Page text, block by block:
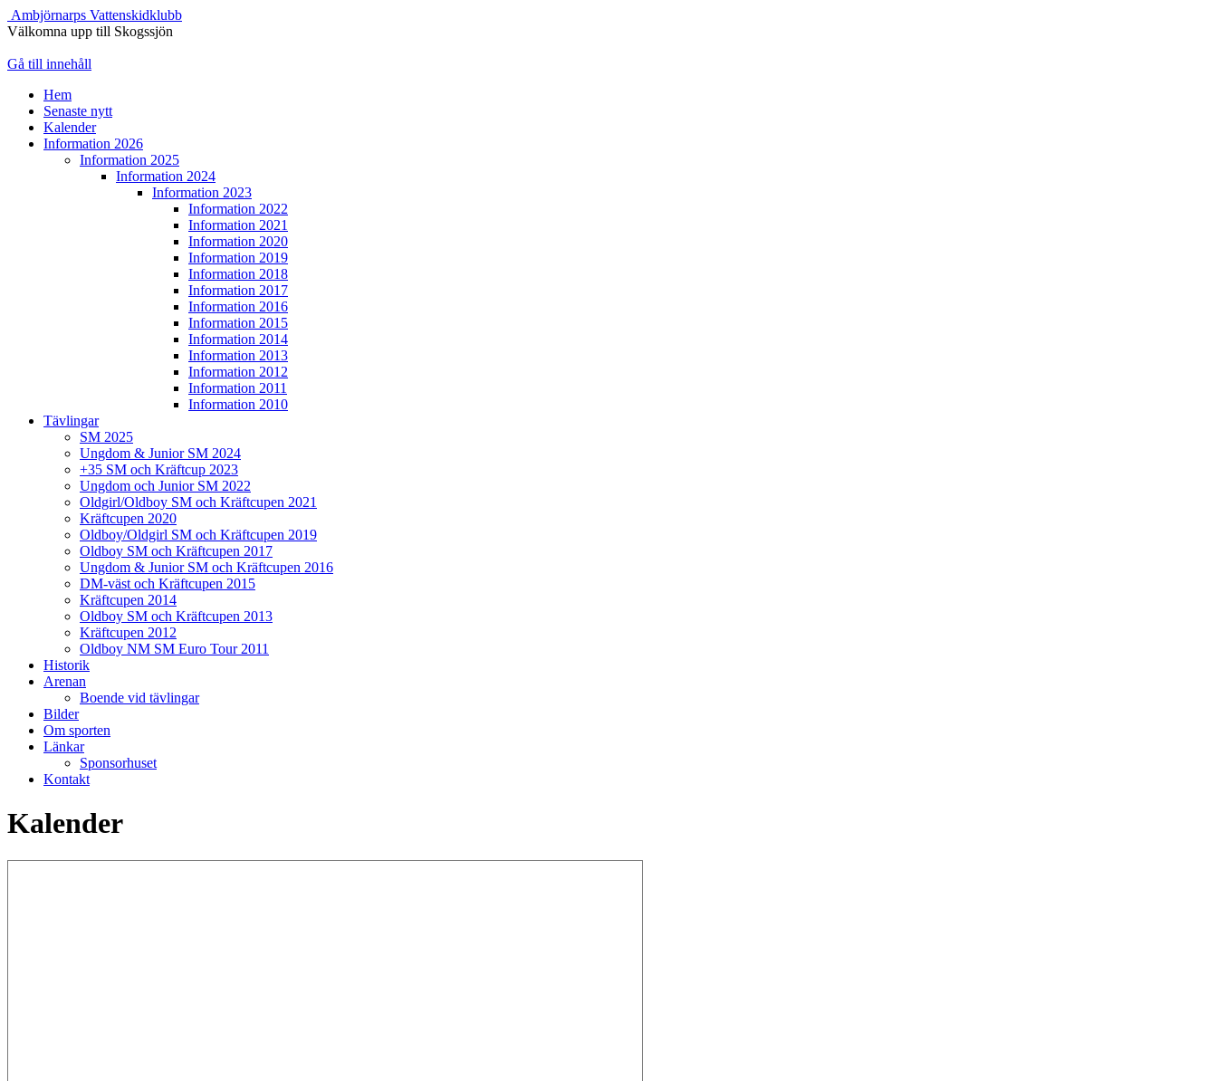
Ambjörnarps Vattenskidklubb
Välkomna upp till Skogssjön
Gå till innehåll
Hem
Senaste nytt
Kalender
Information 2026
Information 2025
Information 2024
Information 2023
Information 2022
Information 2021
Information 2020
Information 2019
Information 2018
Information 2017
Information 2016
Information 2015
Information 2014
Information 2013
Information 2012
Information 2011
Information 2010
Tävlingar
SM 2025
Ungdom & Junior SM 2024
+35 SM och Kräftcup 2023
Ungdom och Junior SM 2022
Oldgirl/Oldboy SM och Kräftcupen 2021
Kräftcupen 2020
Oldboy/Oldgirl SM och Kräftcupen 2019
Oldboy SM och Kräftcupen 2017
Ungdom & Junior SM och Kräftcupen 2016
DM-väst och Kräftcupen 2015
Kräftcupen 2014
Oldboy SM och Kräftcupen 2013
Kräftcupen 2012
Oldboy NM SM Euro Tour 2011
Historik
Arenan
Boende vid tävlingar
Bilder
Om sporten
Länkar
Sponsorhuset
Kontakt
Kalender